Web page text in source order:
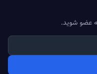
عضو شوید.